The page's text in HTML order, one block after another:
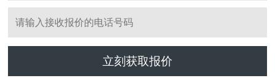
立刻获取报价